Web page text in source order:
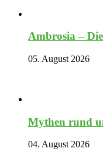
Ambrosia –
05. August 2026
Mythen rund
04. August 2026